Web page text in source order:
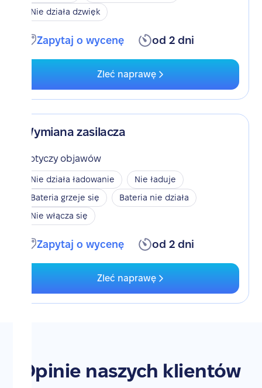
Nie działa dzwięk
Zapytaj o wycenę od 2 dni
Zleć naprawę
Wymiana zasilacza
Dotyczy objawów
Nie działa ładowanie
Nie ładuje
Bateria grzeje się
Bateria nie działa
Nie włącza się
Zapytaj o wycenę od 2 dni
Zleć naprawę
Opinie naszych klientów